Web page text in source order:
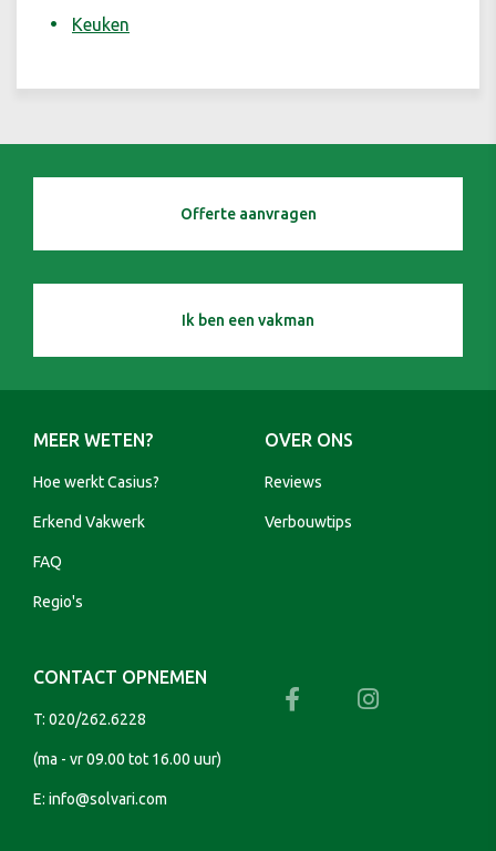
Keuken
Offerte aanvragen
Ik ben een vakman
MEER WETEN?
Hoe werkt Casius?
Erkend Vakwerk
FAQ
Regio's
OVER ONS
Reviews
Verbouwtips
CONTACT OPNEMEN
T: 020/262.6228
(ma - vr 09.00 tot 16.00 uur)
E: info@solvari.com